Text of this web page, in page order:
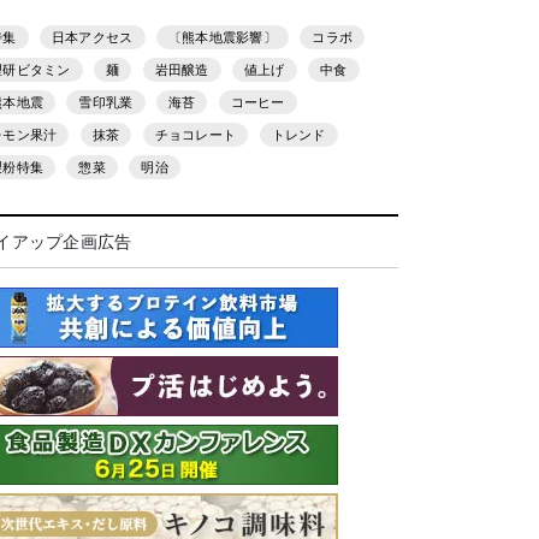
集 日本アクセス 〔熊本地震影響〕 コラボ
研ビタミン 麺 岩田醸造 値上げ 中食
本地震 雪印乳業 海苔 コーヒー
モン果汁 抹茶 チョコレート トレンド
粉特集 惣菜 明治
アップ企画広告